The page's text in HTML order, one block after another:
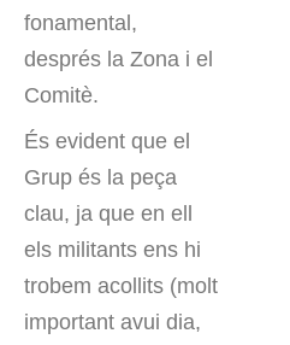
fonamental,
després la Zona i el
Comitè.
És evident que el
Grup és la peça
clau, ja que en ell
els militants ens hi
trobem acollits (molt
important avui dia,